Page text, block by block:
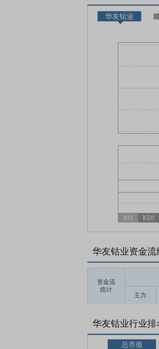
华友钴业
RSI KDJ
华友钴业资金流
资金流
统计
主力
华友钴业行业排
总市值